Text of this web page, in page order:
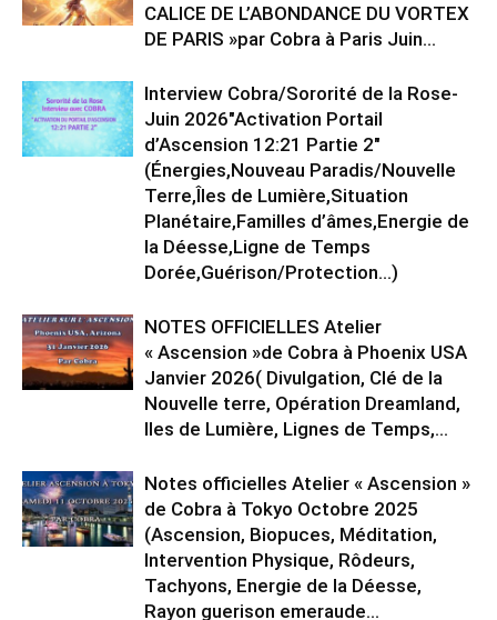
CALICE DE L’ABONDANCE DU VORTEX
DE PARIS »par Cobra à Paris Juin...
Interview Cobra/Sororité de la Rose-
Juin 2026″Activation Portail
d’Ascension 12:21 Partie 2″
(Énergies,Nouveau Paradis/Nouvelle
Terre,Îles de Lumière,Situation
Planétaire,Familles d’âmes,Energie de
la Déesse,Ligne de Temps
Dorée,Guérison/Protection…)
NOTES OFFICIELLES Atelier
« Ascension »de Cobra à Phoenix USA
Janvier 2026( Divulgation, Clé de la
Nouvelle terre, Opération Dreamland,
Iles de Lumière, Lignes de Temps,...
Notes officielles Atelier « Ascension »
de Cobra à Tokyo Octobre 2025
(Ascension, Biopuces, Méditation,
Intervention Physique, Rôdeurs,
Tachyons, Energie de la Déesse,
Rayon guerison emeraude...